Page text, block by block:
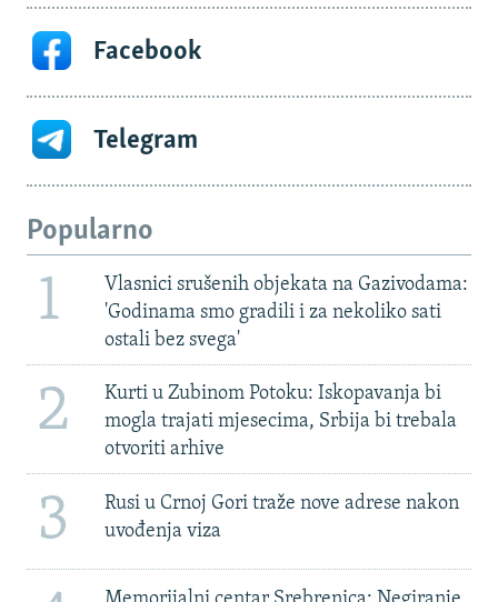
Facebook
Telegram
Popularno
1
Vlasnici srušenih objekata na Gazivodama:
'Godinama smo gradili i za nekoliko sati
ostali bez svega'
2
Kurti u Zubinom Potoku: Iskopavanja bi
mogla trajati mjesecima, Srbija bi trebala
otvoriti arhive
3
Rusi u Crnoj Gori traže nove adrese nakon
uvođenja viza